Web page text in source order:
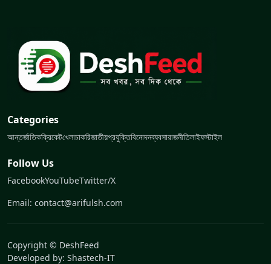
Categories
আন্তর্জাতিকক্রিকেটখেলাচাকরিজাতীয়প্রযুক্তিবিনোদনব্যবসারাজনীতিলাইফস্টাইল
Follow Us
FacebookYouTubeTwitter/X
Email: contact@arifulsh.com
Copyright © DeshFeed
Developed by: Shastech-IT